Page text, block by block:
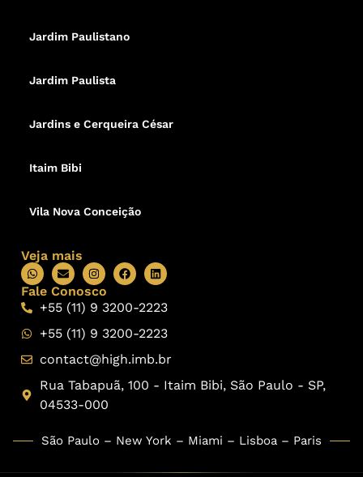
Jardim Paulistano
Jardim Paulista
Jardins e Cerqueira César
Itaim Bibi
Vila Nova Conceição
Veja mais
Fale Conosco
+55 (11) 9 3200-2223
+55 (11) 9 3200-2223
contact@high.imb.br
Rua Tabapuã, 100 - Itaim Bibi, São Paulo - SP,
04533-000
São Paulo – New York – Miami – Lisboa – Paris